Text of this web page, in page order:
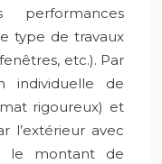
performances
type de travaux
etc.). Par
individuelle de
rigoureux) et
l’extérieur avec
le montant de